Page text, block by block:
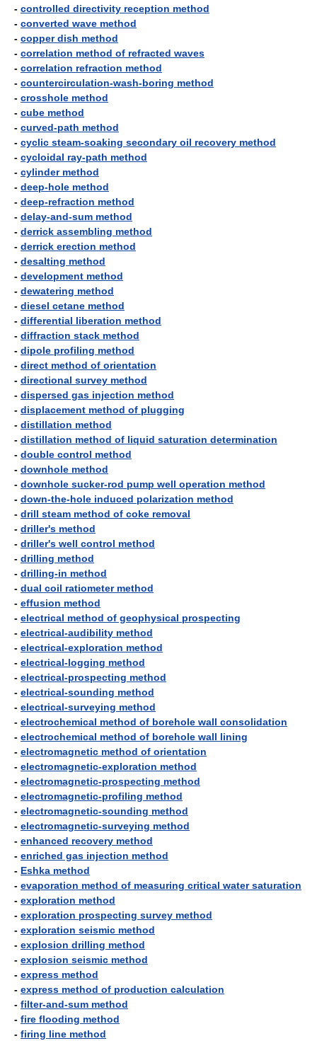
- controlled directivity reception method
- converted wave method
- copper dish method
- correlation method of refracted waves
- correlation refraction method
- countercirculation-wash-boring method
- crosshole method
- cube method
- curved-path method
- cyclic steam-soaking secondary oil recovery method
- cycloidal ray-path method
- cylinder method
- deep-hole method
- deep-refraction method
- delay-and-sum method
- derrick assembling method
- derrick erection method
- desalting method
- development method
- dewatering method
- diesel cetane method
- differential liberation method
- diffraction stack method
- dipole profiling method
- direct method of orientation
- directional survey method
- dispersed gas injection method
- displacement method of plugging
- distillation method
- distillation method of liquid saturation determination
- double control method
- downhole method
- downhole sucker-rod pump well operation method
- down-the-hole induced polarization method
- drill steam method of coke removal
- driller's method
- driller's well control method
- drilling method
- drilling-in method
- dual coil ratiometer method
- effusion method
- electrical method of geophysical prospecting
- electrical-audibility method
- electrical-exploration method
- electrical-logging method
- electrical-prospecting method
- electrical-sounding method
- electrical-surveying method
- electrochemical method of borehole wall consolidation
- electrochemical method of borehole wall lining
- electromagnetic method of orientation
- electromagnetic-exploration method
- electromagnetic-prospecting method
- electromagnetic-profiling method
- electromagnetic-sounding method
- electromagnetic-surveying method
- enhanced recovery method
- enriched gas injection method
- Eshka method
- evaporation method of measuring critical water saturation
- exploration method
- exploration prospecting survey method
- exploration seismic method
- explosion drilling method
- explosion seismic method
- express method
- express method of production calculation
- filter-and-sum method
- fire flooding method
- firing line method